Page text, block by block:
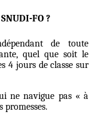
FO ?
de toute
quel que soit le
4 jours de classe sur
ne navigue pas « à
promesses.